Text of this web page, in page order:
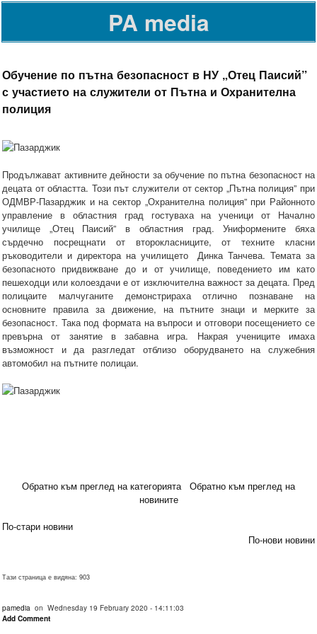
PA media
Обучение по пътна безопасност в НУ „Отец Паисий”
с участието на служители от Пътна и Охранителна
полиция
Продължават активните дейности за обучение по пътна безопасност на
децата от областта. Този път служители от сектор „Пътна полиция” при
ОДМВР-Пазарджик и на сектор „Охранителна полиция” при Районното
управление в областния град гостуваха на ученици от Начално
училище „Отец Паисий” в областния град. Униформените бяха
сърдечно посрещнати от второкласниците, от техните класни
ръководители и директора на училището Динка Танчева. Темата за
безопасното придвижване до и от училище, поведението им като
пешеходци или колоездачи е от изключителна важност за децата. Пред
полицаите малчуганите демонстрираха отлично познаване на
основните правила за движение, на пътните знаци и мерките за
безопасност. Така под формата на въпроси и отговори посещението се
превърна от занятие в забавна игра. Накрая учениците имаха
възможност и да разгледат отблизо оборудването на служебния
автомобил на пътните полицаи.
Обратно към преглед на категорията
Обратно към преглед на
новините
По-стари новини
По-нови новини
Тази страница е видяна: 903
pamedia on Wednesday 19 February 2020 - 14:11:03
Add Comment